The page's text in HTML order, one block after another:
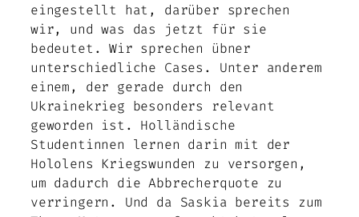
eingestellt hat, darüber sprechen
wir, und was das jetzt für sie
bedeutet. Wir sprechen übner
unterschiedliche Cases. Unter anderem
einem, der gerade durch den
Ukrainekrieg besonders relevant
geworden ist. Holländische
Studentinnen lernen darin mit der
Hololens Kriegswunden zu versorgen,
um dadurch die Abbrecherquote zu
verringern. Und da Saskia bereits zum